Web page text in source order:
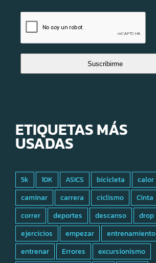
Suscribirme
ETIQUETAS MÁS
USADAS
5k 10K ASICS bicicleta
calor
caminar
carrera ciclismo
Cinta
correr
deportes descanso
drop
ejercicios
empezar
entrenamiento
entrenar
Errores
excursionismo